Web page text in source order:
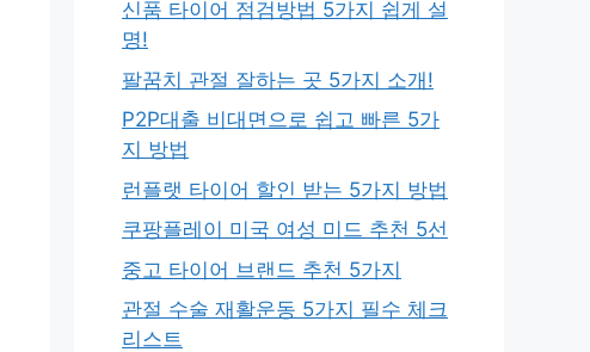
신품 타이어 점검방법 5가지 쉽게 설
명!
팔꿈치 관절 잘하는 곳 5가지 소개!
P2P대출 비대면으로 쉽고 빠른 5가
지 방법
런플랫 타이어 할인 받는 5가지 방법
쿠팡플레이 미국 여성 미드 추천 5선
중고 타이어 브랜드 추천 5가지
관절 수술 재활운동 5가지 필수 체크
리스트